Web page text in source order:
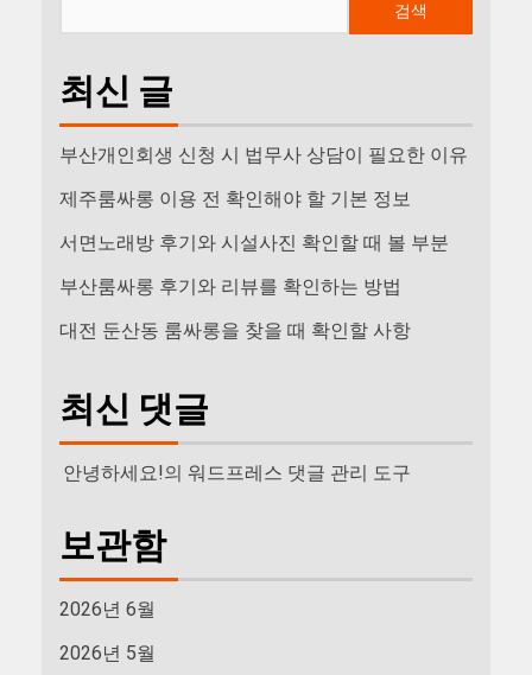
검색
최신 글
부산개인회생 신청 시 법무사 상담이 필요한 이유
제주룸싸롱 이용 전 확인해야 할 기본 정보
서면노래방 후기와 시설사진 확인할 때 볼 부분
부산룸싸롱 후기와 리뷰를 확인하는 방법
대전 둔산동 룸싸롱을 찾을 때 확인할 사항
최신 댓글
안녕하세요!의 워드프레스 댓글 관리 도구
보관함
2026년 6월
2026년 5월